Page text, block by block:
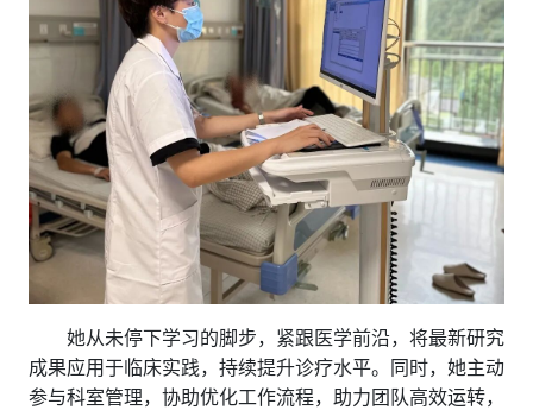
她从未停下学习的脚步，紧跟医学前沿，将最新研究
成果应用于临床实践，持续提升诊疗水平。同时，她主动
参与科室管理，协助优化工作流程，助力团队高效运转，